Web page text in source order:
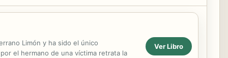
Limón y ha sido el único
el hermano de una víctima retrata la
Ver Libro